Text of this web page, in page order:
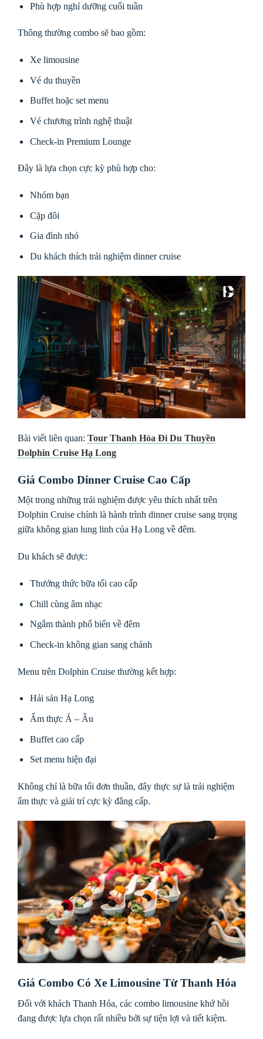
Phù hợp nghỉ dưỡng cuối tuần
Thông thường combo sẽ bao gồm:
Xe limousine
Vé du thuyền
Buffet hoặc set menu
Vé chương trình nghệ thuật
Check-in Premium Lounge
Đây là lựa chọn cực kỳ phù hợp cho:
Nhóm bạn
Cặp đôi
Gia đình nhỏ
Du khách thích trải nghiệm dinner cruise
Bài viết liên quan: Tour Thanh Hóa Đi Du Thuyền
Dolphin Cruise Hạ Long
Giá Combo Dinner Cruise Cao Cấp
Một trong những trải nghiệm được yêu thích nhất trên
Dolphin Cruise chính là hành trình dinner cruise sang trọng
giữa không gian lung linh của Hạ Long về đêm.
Du khách sẽ được:
Thưởng thức bữa tối cao cấp
Chill cùng âm nhạc
Ngắm thành phố biển về đêm
Check-in không gian sang chảnh
Menu trên Dolphin Cruise thường kết hợp:
Hải sản Hạ Long
Ẩm thực Á – Âu
Buffet cao cấp
Set menu hiện đại
Không chỉ là bữa tối đơn thuần, đây thực sự là trải nghiệm
ẩm thực và giải trí cực kỳ đẳng cấp.
Giá Combo Có Xe Limousine Từ Thanh Hóa
Đối với khách Thanh Hóa, các combo limousine khứ hồi
đang được lựa chọn rất nhiều bởi sự tiện lợi và tiết kiệm.